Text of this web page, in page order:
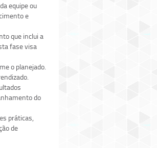
equipe ou
e
que inclui a
fase visa
o planejado.
do
práticas,
de